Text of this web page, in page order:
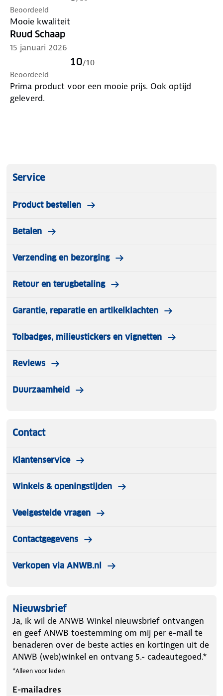
Beoordeeld
Mooie kwaliteit
Ruud Schaap
15 januari 2026
10/10
Beoordeeld
Prima product voor een mooie prijs. Ook optijd
geleverd.
Service
Product bestellen
Betalen
Verzending en bezorging
Retour en terugbetaling
Garantie, reparatie en artikelklachten
Tolbadges, milieustickers en vignetten
Reviews
Duurzaamheid
Contact
Klantenservice
Winkels & openingstijden
Veelgestelde vragen
Contactgegevens
Verkopen via ANWB.nl
Nieuwsbrief
Ja, ik wil de ANWB Winkel nieuwsbrief ontvangen
en geef ANWB toestemming om mij per e-mail te
benaderen over de beste acties en kortingen uit de
ANWB (web)winkel en ontvang 5.- cadeautegoed.*
*Alleen voor leden
E-mailadres